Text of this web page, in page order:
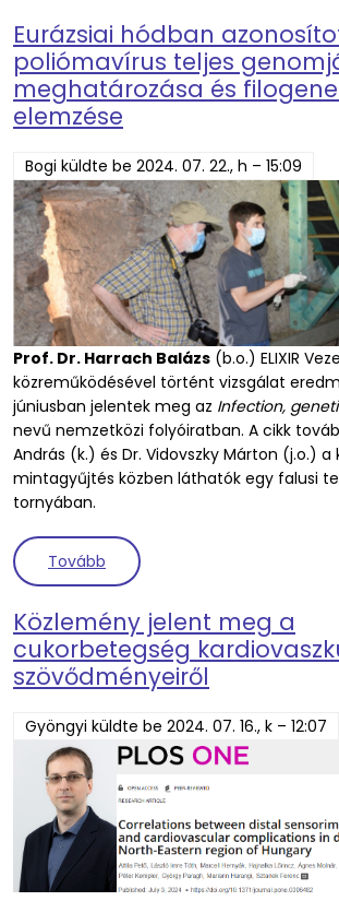
Eurázsiai hódban
poliómavírus teljes
meghatározása és
elemzése
Bogi küldte be 2024. 07. 22., h – 15:09
Prof. Dr. Harrach Balázs (b.o.) ELIXIR
közreműködésével történt vizsgálat
júniusban jelentek meg az Infection,
nevű nemzetközi folyóiratban. A cikk
András (k.) és Dr. Vidovszky Márton (j.o.) a
mintagyűjtés közben láthatók egy falusi
tornyában.
Tovább (Eurázsiai hódban
Közlemény jelent meg a
cukorbetegség
szövődményeiről
Gyöngyi küldte be 2024. 07. 16., k – 12:07